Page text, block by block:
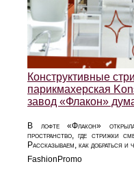
Конструктивные
парикмахерская
завод «Флакон»
В лофте «Флакон»
пространство, где стрижки
Рассказываем, как добраться и
FashionPromo